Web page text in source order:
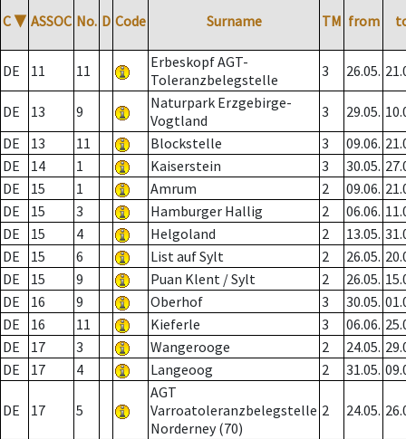
C ▼ ASSOC No. D Code Surname TM from
DE 11 11
Erbeskopf AGT-
Toleranzbelegstelle
3 26.05.
DE 13 9
Naturpark Erzgebirge-
Vogtland
3 29.05.
DE
13 11 Blockstelle 3 09.06.
DE
14 1 Kaiserstein 3 30.05.
DE
15 1 Amrum 2 09.06.
DE
15 3 Hamburger Hallig 2 06.06.
DE
15 4 Helgoland 2 13.05.
DE
15 6 List auf Sylt 2 26.05.
DE
15 9 Puan Klent / Sylt 2 26.05.
DE
16 9 Oberhof 3 30.05.
DE
16 11 Kieferle 3 06.06.
DE
17 3 Wangerooge 2 24.05.
DE
17 4 Langeoog 2 31.05.
DE 17 5
AGT
Varroatoleranzbelegstelle
Norderney (70)
2 24.05.